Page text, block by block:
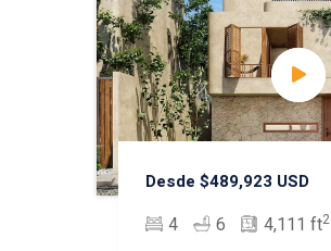
Desde $489,923 USD
4 6 4,111 ft2